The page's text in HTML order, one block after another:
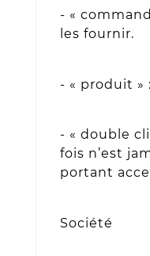
- «
les fournir.
- « produit »
- « double
fois n’est
portant
Société